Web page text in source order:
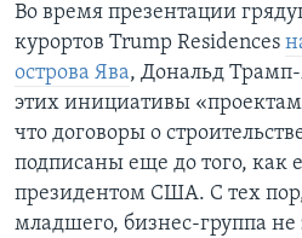
Во время презентации
курортов Trump Residences
острова Ява, Дональд
этих инициативы
что договоры о
подписаны еще до того, как
президентом США. С тех
младшего, бизнес-группа